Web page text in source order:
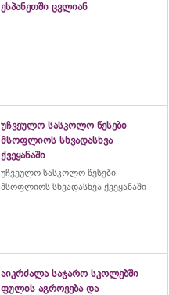
ესპანეთში ცვლიან
უჩვეულო სასკოლო წესები
მსოფლიოს სხვადასხვა
ქვეყანაში
უჩვეულო სასკოლო წესები
მსოფლიოს სხვადასხვა ქვეყანაში
აიკრძალა საჯარო სკოლებში
ფულის აგროვება და